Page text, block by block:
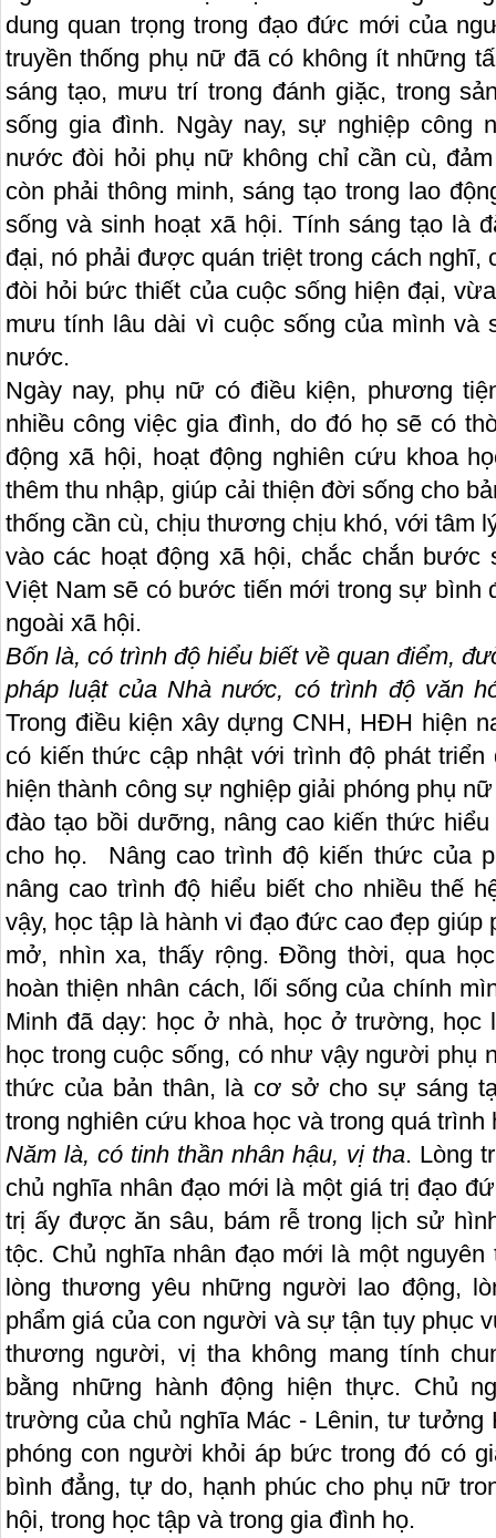
dung quan trọng trong đạo đức mới của
truyền thống phụ nữ đã có không ít những
sáng tạo, mưu trí trong đánh giặc, trong
sống gia đình. Ngày nay, sự nghiệp công
nước đòi hỏi phụ nữ không chỉ cần cù,
còn phải thông minh, sáng tạo trong lao
sống và sinh hoạt xã hội. Tính sáng tạo là
đại, nó phải được quán triệt trong cách
đòi hỏi bức thiết của cuộc sống hiện đại,
mưu tính lâu dài vì cuộc sống của mình và
nước.
Ngày nay, phụ nữ có điều kiện, phương
nhiều công việc gia đình, do đó họ sẽ có
động xã hội, hoạt động nghiên cứu khoa
thêm thu nhập, giúp cải thiện đời sống cho
thống cần cù, chịu thương chịu khó, với tâm
vào các hoạt động xã hội, chắc chắn bước
Việt Nam sẽ có bước tiến mới trong sự bình
ngoài xã hội.
Bốn là, có trình độ hiểu biết về quan điểm,
pháp luật của Nhà nước, có trình độ văn
Trong điều kiện xây dựng CNH, HĐH hiện
có kiến thức cập nhật với trình độ phát
hiện thành công sự nghiệp giải phóng phụ
đào tạo bồi dưỡng, nâng cao kiến thức
cho họ. Nâng cao trình độ kiến thức của
nâng cao trình độ hiểu biết cho nhiều thế
vậy, học tập là hành vi đạo đức cao đẹp
mở, nhìn xa, thấy rộng. Đồng thời, qua
hoàn thiện nhân cách, lối sống của chính
Minh đã dạy: học ở nhà, học ở trường, học
học trong cuộc sống, có như vậy người phụ
thức của bản thân, là cơ sở cho sự sáng
trong nghiên cứu khoa học và trong quá
Năm là, có tinh thần nhân hậu, vị tha. Lòng
chủ nghĩa nhân đạo mới là một giá trị đạo
trị ấy được ăn sâu, bám rễ trong lịch sử
tộc. Chủ nghĩa nhân đạo mới là một
lòng thương yêu những người lao động,
phẩm giá của con người và sự tận tụy phục
thương người, vị tha không mang tính
bằng những hành động hiện thực. Chủ
trường của chủ nghĩa Mác - Lênin, tư tưởng
phóng con người khỏi áp bức trong đó có
bình đẳng, tự do, hạnh phúc cho phụ nữ
hội, trong học tập và trong gia đình họ.